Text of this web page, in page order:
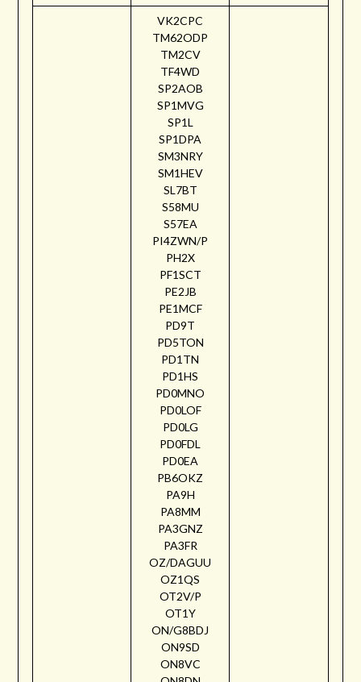
VK2CPC
TM62ODP
TM2CV
TF4WD
SP2AOB
SP1MVG
SP1L
SP1DPA
SM3NRY
SM1HEV
SL7BT
S58MU
S57EA
PI4ZWN/P
PH2X
PF1SCT
PE2JB
PE1MCF
PD9T
PD5TON
PD1TN
PD1HS
PD0MNO
PD0LOF
PD0LG
PD0FDL
PD0EA
PB6OKZ
PA9H
PA8MM
PA3GNZ
PA3FR
OZ/DAGUU
OZ1QS
OT2V/P
OT1Y
ON/G8BDJ
ON9SD
ON8VC